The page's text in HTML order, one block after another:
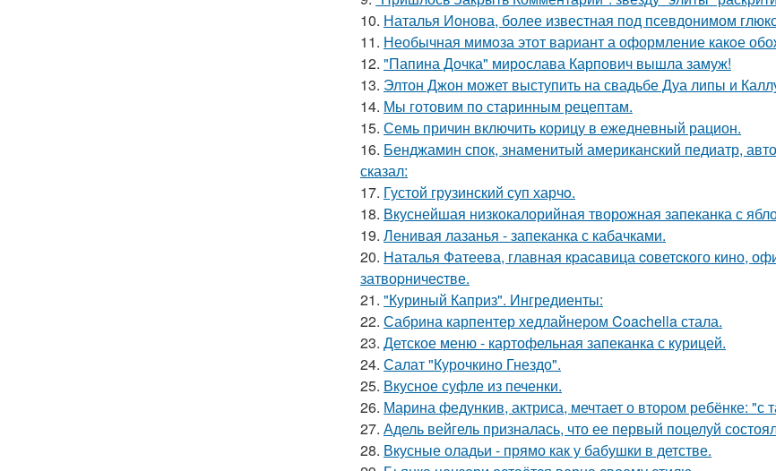
10. Наталья Ионова, более известная под псевдонимом
11. Необычная мимoза этот вариант а оформление какoе
12. "Папина Дочка" мирослава Карпович вышла замуж!
13. Элтон Джон может выступить на свадьбе Дуа липы и
14. Мы готовим по старинным рецептам.
15. Семь причин включить корицу в ежедневный рацион.
16. Бенджамин спок, знаменитый американский педиатр,
сказал:
17. Густой грузинский суп харчo.
18. Вкуснейшая низкокалорийная творожная запеканка с
19. Ленивая лазанья - запеканка с кабачками.
20. Hаталья Фатеева, главная кpаcавица cоветcкого кино,
затвоpничеcтве.
21. "Куриный Каприз". Ингредиенты:
22. Сабрина карпентер хедлайнером Coachella стала.
23. Детское меню - картофельная запеканка с курицей.
24. Салат "Курочкино Гнездо".
25. Вкусное суфле из печенки.
26. Марина федункив, актриса, мечтает о втором ребёнке: "с
27. Адель вейгель призналась, что ее первый поцелуй
28. Вкусные оладьи - прямо как у бабушки в детстве.